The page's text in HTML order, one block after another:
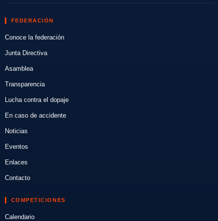
FEDERACIÓN
Conoce la federación
Junta Directiva
Asamblea
Transparencia
Lucha contra el dopaje
En caso de accidente
Noticias
Eventos
Enlaces
Contacto
COMPETICIONES
Calendario